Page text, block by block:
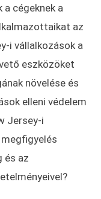
cégeknek a
az
i vállalkozások a
eszközöket
növelése és
elleni védelem
Jersey-i
és az